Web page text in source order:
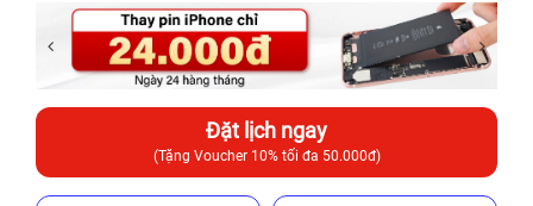
Đặt lịch ngay
(Tặng Voucher 10% tối đa 50.000đ)